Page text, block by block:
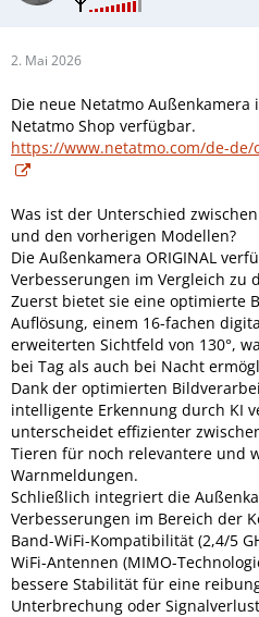
2. Mai 2026
Die neue Netatmo Außenkamera
Netatmo Shop verfügbar.
https://www.netatmo.com/de-
Was ist der Unterschied
und den vorherigen Modellen?
Die Außenkamera ORIGINAL
Verbesserungen im Vergleich zu
Zuerst bietet sie eine optimierte
Auflösung, einem 16-fachen
erweiterten Sichtfeld von 130°,
bei Tag als auch bei Nacht
Dank der optimierten
intelligente Erkennung durch KI
unterscheidet effizienter
Tieren für noch relevantere und
Warnmeldungen.
Schließlich integriert die
Verbesserungen im Bereich der
Band-WiFi-Kompatibilität (2,4/5
WiFi-Antennen (MIMO-
bessere Stabilität für eine
Unterbrechung oder